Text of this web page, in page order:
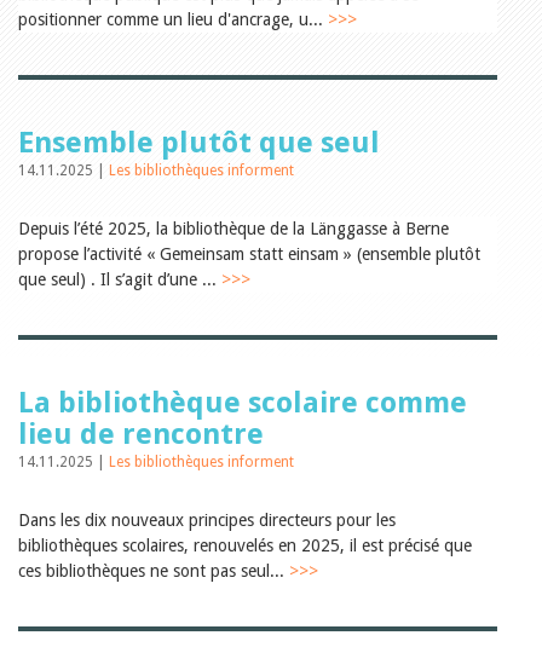
Encouragement à la lecture
Tags
Manifestations
Formation et perfectionnement
Jeune public
Ecole et bibliothèque
Bibliosuisse
Littérature de jeunesse
Encouragement des
bibliothèques
Bibliomedia
Tous les tags
Julie Greub
Sibylle Birrer
Javier Lopez
Aline Yeretzian
positionner comme un lieu d'ancrage, u... >>>
Ensemble plutôt que seul
14.11.2025 | Les bibliothèques informent
Depuis l’été 2025, la bibliothèque de la Länggasse à Berne
propose l’activité « Gemeinsam statt einsam » (ensemble plutôt
que seul) . Il s’agit d’une ... >>>
La bibliothèque scolaire comme
lieu de rencontre
14.11.2025 | Les bibliothèques informent
Dans les dix nouveaux principes directeurs pour les
bibliothèques scolaires, renouvelés en 2025, il est précisé que
ces bibliothèques ne sont pas seul... >>>